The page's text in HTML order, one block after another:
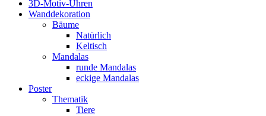
3D-Motiv-Uhren
Wanddekoration
Bäume
Natürlich
Keltisch
Mandalas
runde Mandalas
eckige Mandalas
Poster
Thematik
Tiere